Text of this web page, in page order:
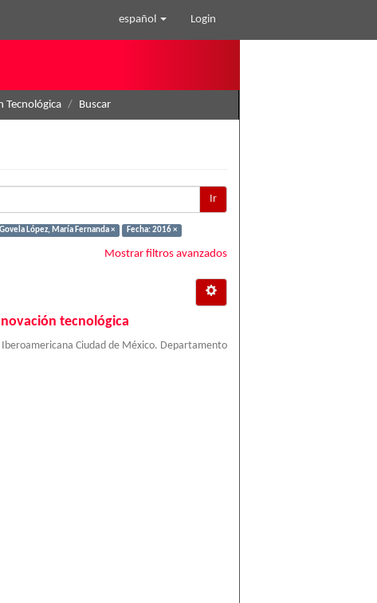
español Login
Tecnológica Buscar
Ir
López, María Fernanda × Fecha: 2016 ×
Mostrar filtros avanzados
tecnológica
Iberoamericana Ciudad de México. Departamento